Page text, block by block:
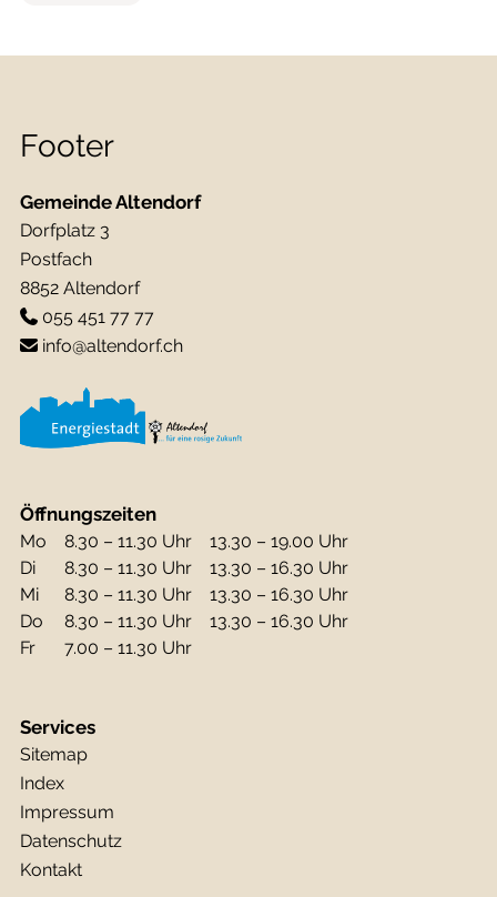
Footer
Gemeinde Altendorf
Dorfplatz 3
Postfach
8852 Altendorf
055 451 77 77
info@altendorf.ch
Öffnungszeiten
Mo 8.30 – 11.30 Uhr
13.30 – 19.00 Uhr
Di
8.30 – 11.30 Uhr
13.30 – 16.30 Uhr
Mi
8.30 – 11.30 Uhr
13.30 – 16.30 Uhr
Do
8.30 – 11.30 Uhr
13.30 – 16.30 Uhr
Fr
7.00 – 11.30 Uhr
Services
Sitemap
Index
Impressum
Datenschutz
Kontakt